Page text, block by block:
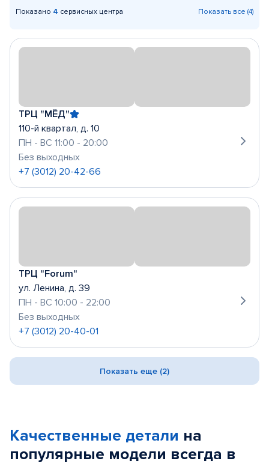
Показано 4 сервисных центра Показать все (4)
ТРЦ "МЁД"
110-й квартал, д. 10
ПН - ВС 11:00 - 20:00
Без выходных
+7 (3012) 20-42-66
ТРЦ "Forum"
ул. Ленина, д. 39
ПН - ВС 10:00 - 22:00
Без выходных
+7 (3012) 20-40-01
Показать еще (2)
Качественные детали на
популярные модели всегда в